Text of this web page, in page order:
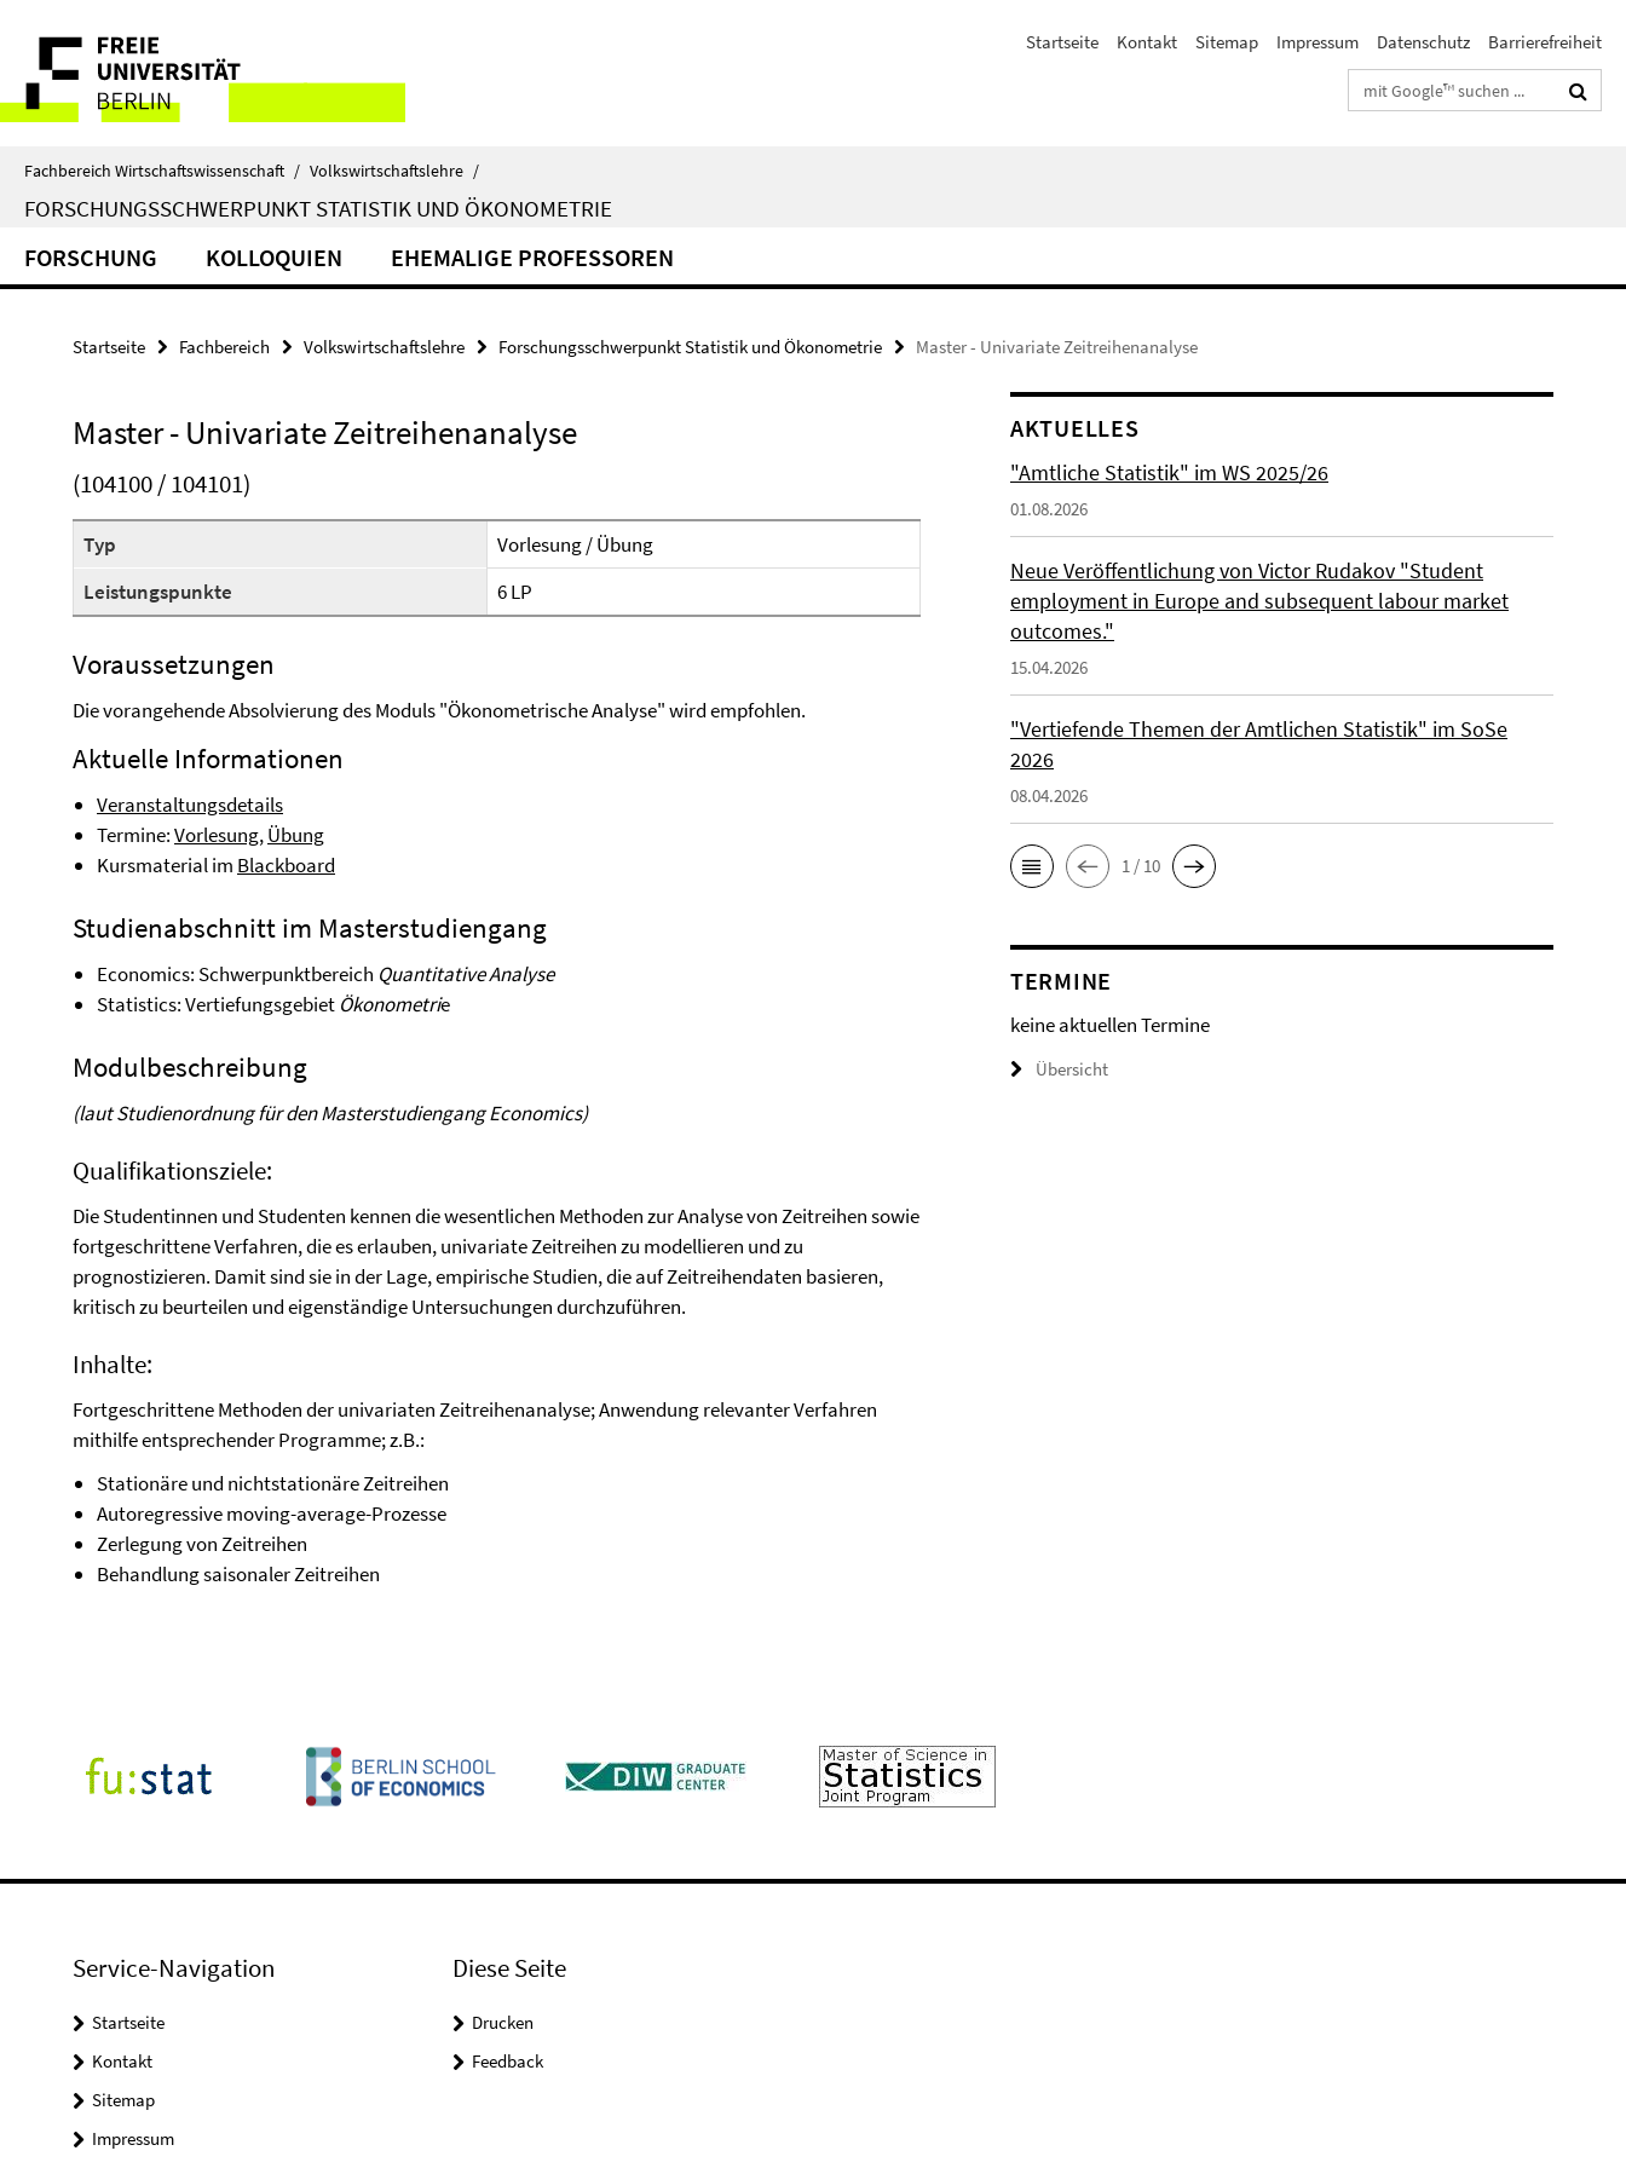
direkt
Inhalt
Service-
Navigation
Startseite Kontakt Sitemap Impressum Datenschutz
Barrierefreiheit
Suchbegriffe
Fachbereich Wirtschaftswissenschaft / Volkswirtschaftslehre /
FORSCHUNGSSCHWERPUNKT STATISTIK UND ÖKONOMETRIE
FORSCHUNG KOLLOQUIEN EHEMALIGE PROFESSOREN
Startseite Fachbereich Volkswirtschaftslehre Forschungsschwerpunkt Statistik und Ökonometrie Master - Univariate Zeitreihenanalyse
Master - Univariate Zeitreihenanalyse
(104100 / 104101)
Typ
Vorlesung / Übung
Leistungspunkte
6 LP
Voraussetzungen
Die vorangehende Absolvierung des Moduls "Ökonometrische Analyse" wird empfohlen.
Aktuelle Informationen
Veranstaltungsdetails
Termine:Vorlesung,Übung
Kursmaterial im Blackboard
Studienabschnitt im Masterstudiengang
Economics: Schwerpunktbereich Quantitative Analyse
Statistics: Vertiefungsgebiet Ökonometrie
Modulbeschreibung
(laut Studienordnung für den Masterstudiengang Economics)
Qualifikationsziele:
Die Studentinnen und Studenten kennen die wesentlichen Methoden zur Analyse von Zeitreihen sowie
fortgeschrittene Verfahren, die es erlauben, univariate Zeitreihen zu modellieren und zu
prognostizieren. Damit sind sie in der Lage, empirische Studien, die auf Zeitreihendaten basieren,
kritisch zu beurteilen und eigenständige Untersuchungen durchzuführen.
Inhalte:
Fortgeschrittene Methoden der univariaten Zeitreihenanalyse; Anwendung relevanter Verfahren
mithilfe entsprechender Programme; z.B.:
Stationäre und nichtstationäre Zeitreihen
Autoregressive moving-average-Prozesse
Zerlegung von Zeitreihen
Behandlung saisonaler Zeitreihen
AKTUELLES
"Amtliche Statistik" im WS 2025/26
01.08.2026
Neue Veröffentlichung von Victor Rudakov "Student
employment in Europe and subsequent labour market
outcomes."
15.04.2026
"Vertiefende Themen der Amtlichen Statistik" im SoSe
2026
08.04.2026
1 / 10
TERMINE
keine aktuellen Termine
Übersicht
Service-Navigation
Startseite
Kontakt
Sitemap
Impressum
Diese Seite
Drucken
Feedback